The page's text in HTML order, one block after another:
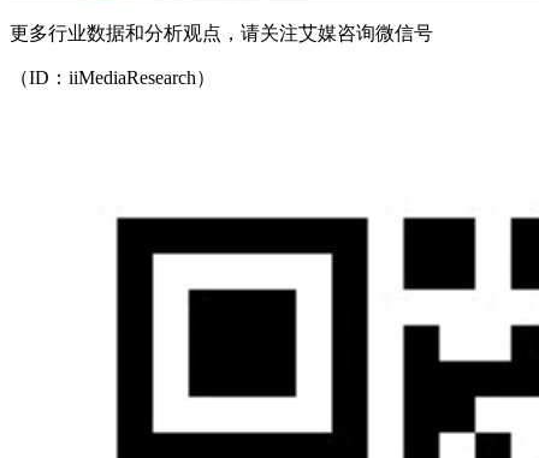
更多行业数据和分析观点，请关注艾媒咨询微信号
（ID：iiMediaResearch）